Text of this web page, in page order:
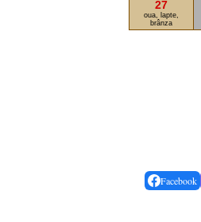
27
oua, lapte,
brânza
Facebook